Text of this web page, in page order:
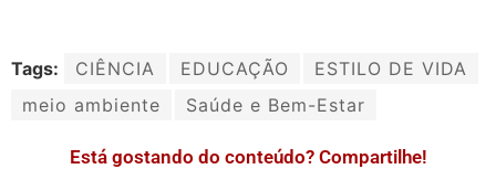
Tags: CIÊNCIA EDUCAÇÃO
ESTILO DE VIDA
meio ambiente
Saúde e Bem-Estar
Está gostando do conteúdo? Compartilhe!